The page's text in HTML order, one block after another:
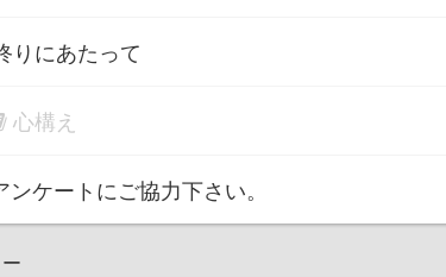
りにあたって
心構え
ンケートにご協力下さい。